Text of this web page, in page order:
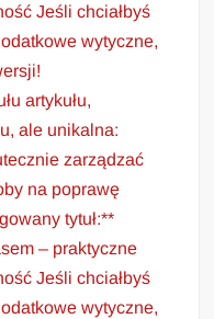
Jeśli chciałbyś
wytyczne,
artykułu,
ale unikalna:
zarządzać
na poprawę
tytuł:**
– praktyczne
Jeśli chciałbyś
wytyczne,